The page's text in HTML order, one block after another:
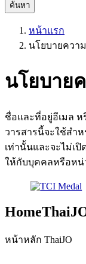
ค้นหา
หน้าแรก
นโยบายควา
นโยบาย
ชื่อและที่อยู่อีเมล
วารสารนี้จะใช้สำ
เท่านั้นและจะไม่เ
ให้กับบุคคลหรือหน่
หน้าหลัก ThaiJO